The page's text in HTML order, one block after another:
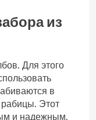
из
Для этого
в
Этот
и надежным.